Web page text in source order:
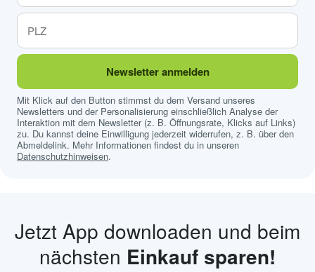
Newsletter anmelden
Mit Klick auf den Button stimmst du dem Versand unseres
Newsletters und der Personalisierung einschließlich Analyse der
Interaktion mit dem Newsletter (z. B. Öffnungsrate, Klicks auf Links)
zu. Du kannst deine Einwilligung jederzeit widerrufen, z. B. über den
Abmeldelink. Mehr Informationen findest du in unseren
Datenschutzhinweisen.
Jetzt App downloaden und beim
nächsten Einkauf sparen!